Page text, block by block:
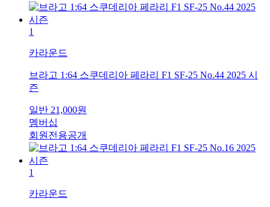
1
카라운드
브라고 1:64 스쿠데리아 페라리 F1 SF-25 No.44 2025 시
즌
일반 21,000원
멤버십
회원전용공개
1
카라운드